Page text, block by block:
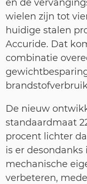
en de
wielen zijn tot
huidige stalen
Accuride. Dat
combinatie
De nieuw
standaardmaat
procent lichter
is er
mechanische
verbeteren,